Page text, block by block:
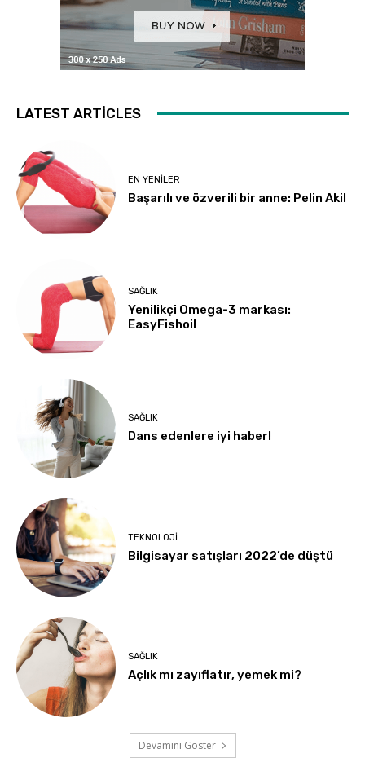
LATEST ARTICLES
EN YENILER
Başarılı ve özverili bir anne: Pelin Akil
SAĞLIK
Yenilikçi Omega-3 markası:
EasyFishoil
SAĞLIK
Dans edenlere iyi haber!
TEKNOLOJI
Bilgisayar satışları 2022’de düştü
SAĞLIK
Açlık mı zayıflatır, yemek mi?
Devamını Göster